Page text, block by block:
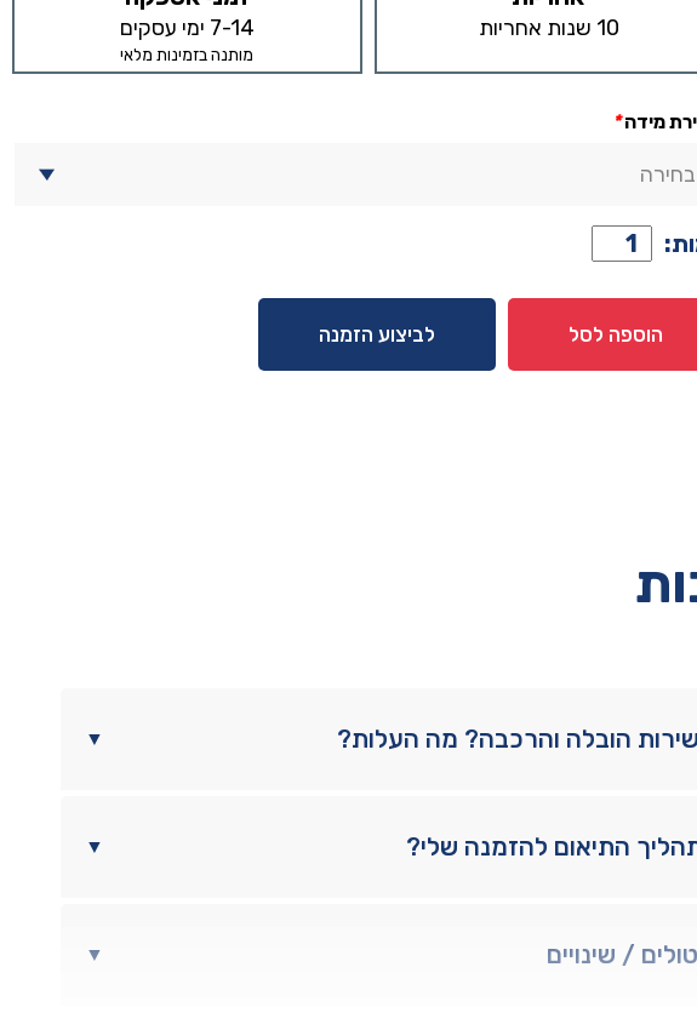
10 שנות אחריות 7-14 ימי עסקים
מותנה בזמינות מלאי
מידה*
כמות
של
ארון
דגם
הוספה לסל לביצוע הזמנה
▼ הובלה והרכבה? מה העלות?
▼ התיאום להזמנה שלי?
▼ / שינויים